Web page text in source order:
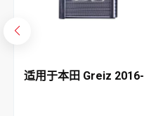
适用于本田 Greiz 2016-